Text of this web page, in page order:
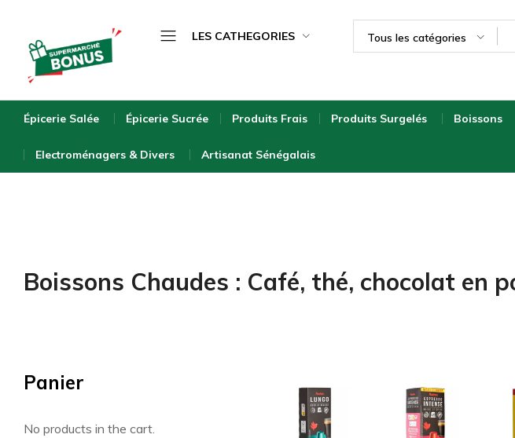
supermarche.com
LES CATHEGORIES
Épicerie Sucrée
Produits Frais
Produits Surgelés
Hygiène & Beauté
Tous les catégories
Épicerie Salée Épicerie Sucrée Produits Frais Produits Surgelés Boissons
Electroménagers & Divers Artisanat Sénégalais
Boissons Chaudes : Café, thé, chocolat en
Panier
No products in the cart.